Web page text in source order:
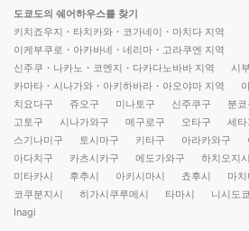
도쿄도의 쉐어하우스를 찾기
키치죠우지・타치카와・코가네이・마치다 지역
이케부쿠로・아카바네・네리마・고라쿠엔 지역
신주쿠・나카노・코엔지・다카다노바바 지역
시
카마타・시나가와・아키하바라・아오야마 지역
치요다구
쥬오구 미나토구 신주쿠구 분쿄
고토구
시나가와구 메구로구 오타구 세타
스기나미구
토시마구 키타구 아라카와구
아다치구
카츠시카구 에도가와구 하치오지시
미타카시
후추시 아키시마시 쵸후시 마
코쿠분지시
히가시쿠루메시 타마시 니시도
Inagi